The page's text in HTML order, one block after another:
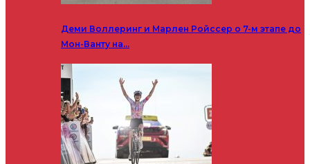
Деми Воллеринг и Марлен Ройссер о 7-м этапе до
Мон-Ванту на…